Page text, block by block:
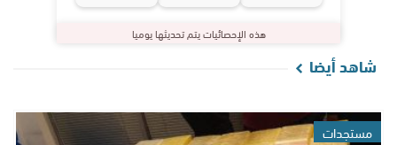
هذه الإحصائيات يتم تحديثها يوميا
شاهد أيضا
مستجدات